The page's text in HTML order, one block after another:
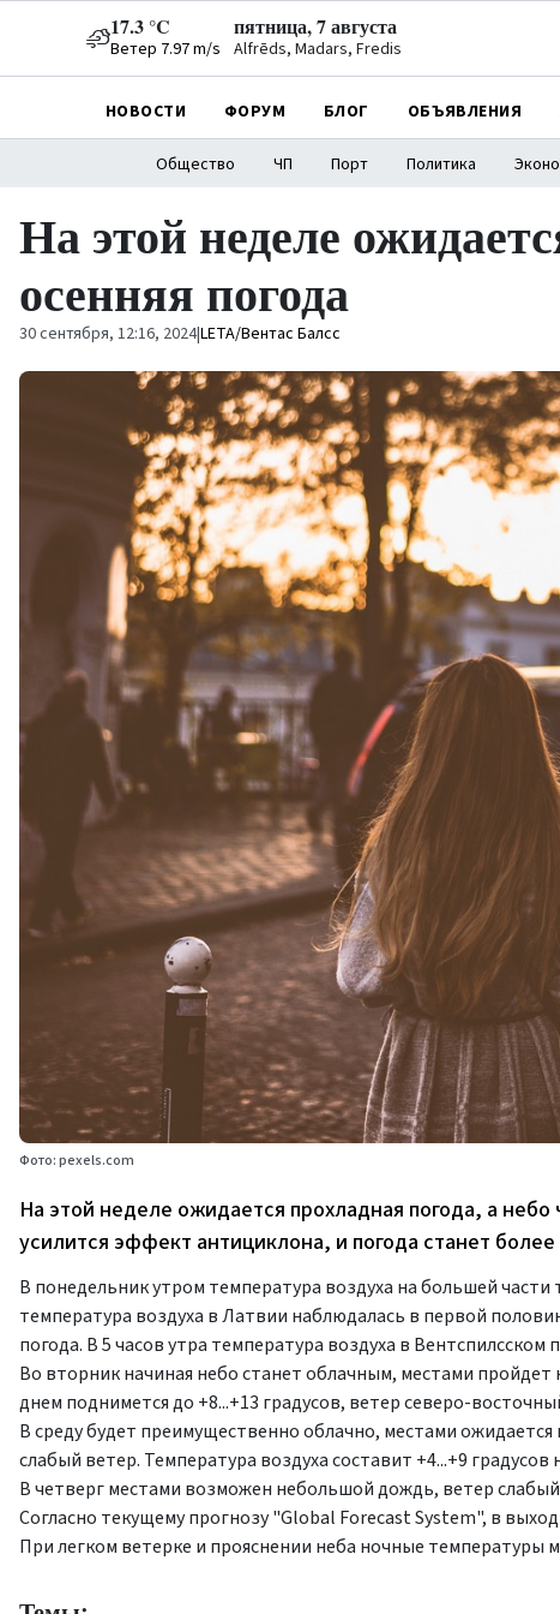
17.3 °C
Ветер 7.97 m/s
пятница, 7 августа
Alfrēds, Madars, Fredis
НОВОСТИ ФОРУМ БЛОГ ОБЪЯВЛЕНИЯ
Общество ЧП Порт Политика
На этой неделе
осенняя погода
30 сентября, 12:16, 2024|LETA/Вентас Балсс
Фото: pexels.com
На этой неделе ожидается прохладная погода, а
усилится эффект антициклона, и погода станет
В понедельник утром температура воздуха на большей части
температура воздуха в Латвии наблюдалась в первой
погода. В 5 часов утра температура воздуха в Вентспилсском
Во вторник начиная небо станет облачным, местами
днем поднимется до +8...+13 градусов, ветер северо-
В среду будет преимущественно облачно, местами
слабый ветер. Температура воздуха составит +4...+9 градусов
В четверг местами возможен небольшой дождь, ветер
Согласно текущему прогнозу "Global Forecast System", в
При легком ветерке и прояснении неба ночные температуры